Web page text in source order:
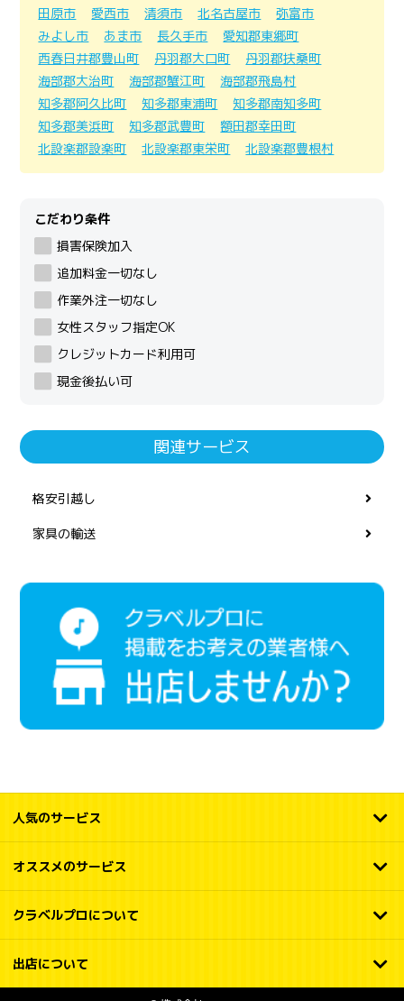
田原市
愛西市 清須市 北名古屋市
弥富市
みよし市
あま市 長久手市
愛知郡東郷町
西春日井郡豊山町
丹羽郡大口町
丹羽郡扶桑町
海部郡大治町
海部郡蟹江町
海部郡飛島村
知多郡阿久比町
知多郡東浦町
知多郡南知多町
知多郡美浜町
知多郡武豊町
額田郡幸田町
北設楽郡設楽町
北設楽郡東栄町 北設楽郡豊根村
こだわり条件
損害保険加入
追加料金一切なし
作業外注一切なし
女性スタッフ指定OK
クレジットカード利用可
現金後払い可
関連サービス
格安引越し
家具の輸送
人気のサービス
オススメのサービス
クラベルプロについて
出店について